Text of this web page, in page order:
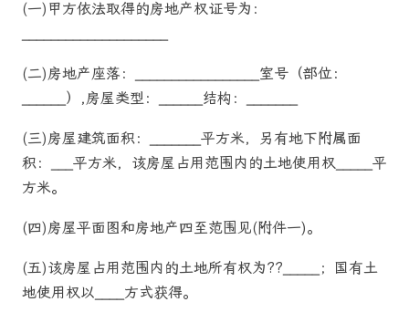
(一)甲方依法取得的房地产权证号为：
(二)房地产座落：_________________室号（部位：
______）,房屋类型：______结构：_______
(三)房屋建筑面积：_______平方米，另有地下附属面
积：___平方米，该房屋占用范围内的土地使用权_____平
方米。
(四)房屋平面图和房地产四至范围见(附件一)。
(五)该房屋占用范围内的土地所有权为??_____；国有土
地使用权以____方式获得。